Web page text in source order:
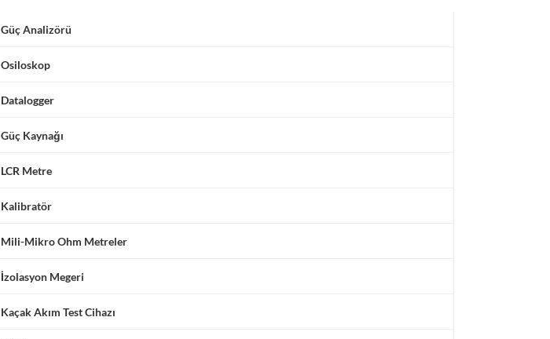
Güç Analizörü
Osiloskop
Datalogger
Güç Kaynağı
LCR Metre
Kalibratör
Mili-Mikro Ohm Metreler
İzolasyon Megeri
Kaçak Akım Test Cihazı